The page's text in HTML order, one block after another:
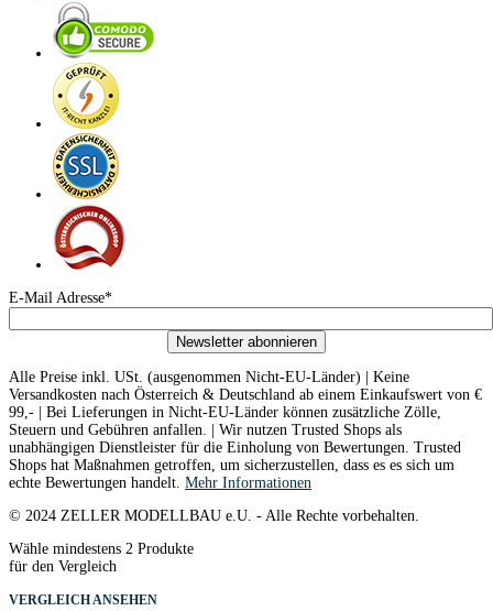
E-Mail Adresse*
Newsletter abonnieren
Alle Preise inkl. USt. (ausgenommen Nicht-EU-Länder) | Keine
Versandkosten nach Österreich & Deutschland ab einem Einkaufswert von €
99,- | Bei Lieferungen in Nicht-EU-Länder können zusätzliche Zölle,
Steuern und Gebühren anfallen. | Wir nutzen Trusted Shops als
unabhängigen Dienstleister für die Einholung von Bewertungen. Trusted
Shops hat Maßnahmen getroffen, um sicherzustellen, dass es es sich um
echte Bewertungen handelt. Mehr Informationen
© 2024 ZELLER MODELLBAU e.U. - Alle Rechte vorbehalten.
Wähle mindestens 2 Produkte
für den Vergleich
VERGLEICH ANSEHEN